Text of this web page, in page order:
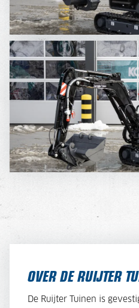
OVER DE RUIJTER
De Ruijter Tuinen is